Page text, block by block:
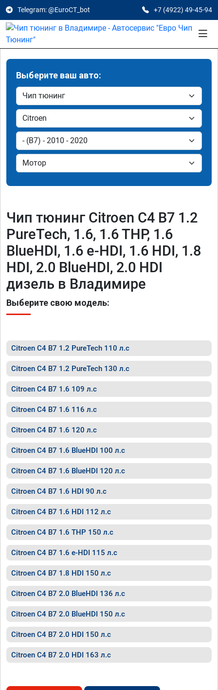
Telegram: @EuroCT_bot +7 (4922) 49-45-94
Выберите ваш авто:
Чип тюнинг Citroen C4 B7 1.2
PureTech, 1.6, 1.6 THP, 1.6
BlueHDI, 1.6 e-HDI, 1.6 HDI, 1.8
HDI, 2.0 BlueHDI, 2.0 HDI
дизель в Владимире
Выберите свою модель:
Citroen C4 B7 1.2 PureTech 110 л.с
Citroen C4 B7 1.2 PureTech 130 л.с
Citroen C4 B7 1.6 109 л.с
Citroen C4 B7 1.6 116 л.с
Citroen C4 B7 1.6 120 л.с
Citroen C4 B7 1.6 BlueHDI 100 л.с
Citroen C4 B7 1.6 BlueHDI 120 л.с
Citroen C4 B7 1.6 HDI 90 л.с
Citroen C4 B7 1.6 HDI 112 л.с
Citroen C4 B7 1.6 THP 150 л.с
Citroen C4 B7 1.6 e-HDI 115 л.с
Citroen C4 B7 1.8 HDI 150 л.с
Citroen C4 B7 2.0 BlueHDI 136 л.с
Citroen C4 B7 2.0 BlueHDI 150 л.с
Citroen C4 B7 2.0 HDI 150 л.с
Citroen C4 B7 2.0 HDI 163 л.с